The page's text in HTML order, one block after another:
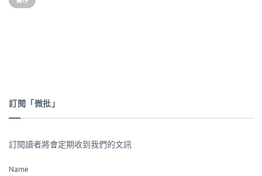
訂閱「微批」
訂閱讀者將會定期收到我們的文訊
Name